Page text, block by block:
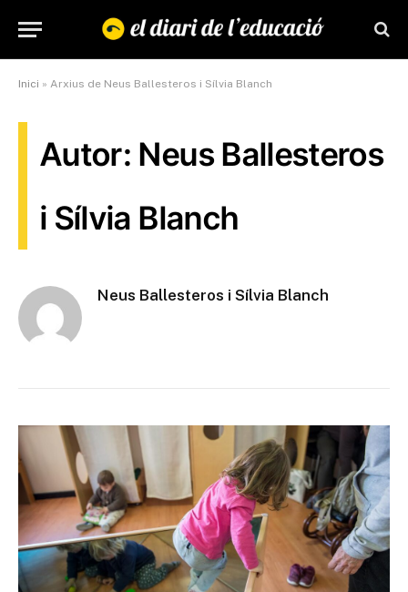
Inici » Arxius de Neus Ballesteros i Sílvia Blanch
Autor: Neus Ballesteros
i Sílvia Blanch
Neus Ballesteros i Sílvia Blanch